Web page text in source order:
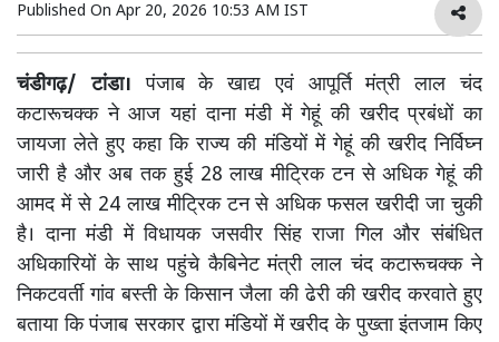
Published On Apr 20, 2026 10:53 AM IST
चंडीगढ़/ टांडा। पंजाब के खाद्य एवं आपूर्ति मंत्री लाल चंद
कटारूचक्क ने आज यहां दाना मंडी में गेहूं की खरीद प्रबंधों का
जायजा लेते हुए कहा कि राज्य की मंडियों में गेहूं की खरीद निर्विघ्न
जारी है और अब तक हुई 28 लाख मीट्रिक टन से अधिक गेहूं की
आमद में से 24 लाख मीट्रिक टन से अधिक फसल खरीदी जा चुकी
है। दाना मंडी में विधायक जसवीर सिंह राजा गिल और संबंधित
अधिकारियों के साथ पहुंचे कैबिनेट मंत्री लाल चंद कटारूचक्क ने
निकटवर्ती गांव बस्ती के किसान जैला की ढेरी की खरीद करवाते हुए
बताया कि पंजाब सरकार द्वारा मंडियों में खरीद के पुख्ता इंतजाम किए